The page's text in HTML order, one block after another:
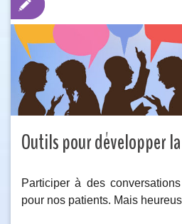
Outils pour développer
Participer à des
pour nos patients. Mais